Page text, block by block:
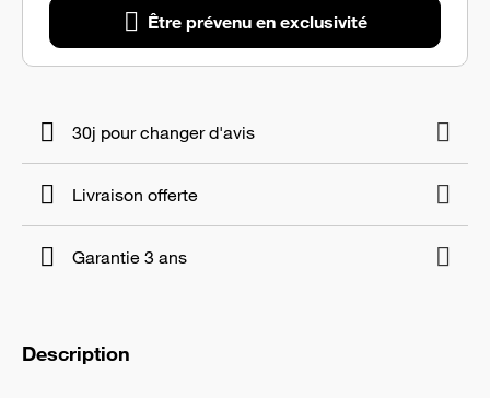
Être prévenu en exclusivité
30j pour changer d'avis
Livraison offerte
Garantie 3 ans
Description